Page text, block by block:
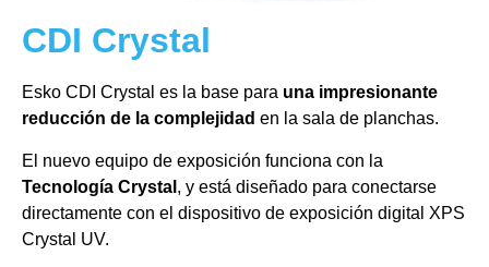
CDI Crystal
Esko CDI Crystal es la base para una impresionante
reducción de la complejidad en la sala de planchas.
El nuevo equipo de exposición funciona con la
Tecnología Crystal , y está diseñado para conectarse
directamente con el dispositivo de exposición digital XPS
Crystal UV.